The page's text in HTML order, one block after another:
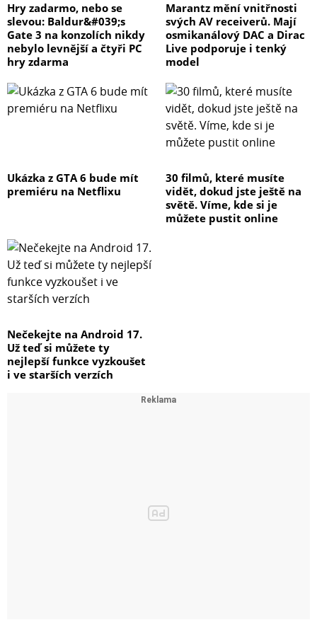
Hry zadarmo, nebo se
slevou: Baldur&#039;s
Gate 3 na konzolích nikdy
nebylo levnější a čtyři PC
hry zdarma
Marantz mění vnitřnosti
svých AV receiverů. Mají
osmikanálový DAC a Dirac
Live podporuje i tenký
model
Ukázka z GTA 6 bude mít
premiéru na Netflixu
30 filmů, které musíte
vidět, dokud jste ještě na
světě. Víme, kde si je
můžete pustit online
Nečekejte na Android 17.
Už teď si můžete ty
nejlepší funkce vyzkoušet
i ve starších verzích